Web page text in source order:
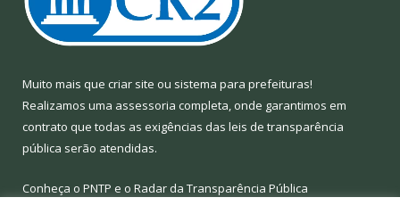
Muito mais que criar site ou sistema para prefeituras!
Realizamos uma assessoria completa, onde garantimos em
contrato que todas as exigências das leis de transparência
pública serão atendidas.
Conheça o PNTP e o Radar da Transparência Pública